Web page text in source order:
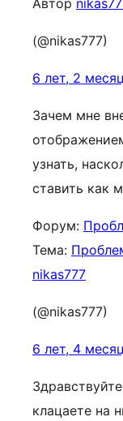
Автор
(@nikas777)
6 лет, 2
Зачем мне
узнать,
ставить как
Форум:
Тема:
nikas777
(@nikas777)
6 лет, 4
клацаете на